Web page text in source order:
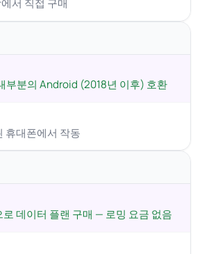
서 직접 구매
부분의 Android (2018년 이후) 호환
휴대폰에서 작동
데이터 플랜 구매 — 로밍 요금 없음